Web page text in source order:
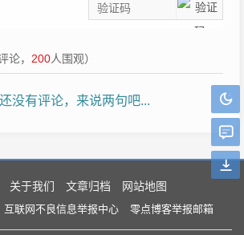
论， 200人围观）
还没有评论，来说两句吧...
关于我们 文章归档 网站地图
互联网不良信息举报中心 零点博客举报邮箱